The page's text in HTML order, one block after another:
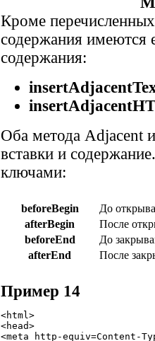
Кроме
содержания имеются
содержания:
Оба метода Adjacent
вставки и
ключами:
beforeBegin
До
afterBegin
После
beforeEnd
До
afterEnd
После
Пример 14
<html>
<head>
<meta http-equiv=Content-